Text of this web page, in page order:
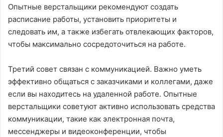
Опытные верстальщики рекомендуют создать
расписание работы, установить приоритеты и
следовать им, а также избегать отвлекающих факторов,
чтобы максимально сосредоточиться на работе.
Третий совет связан с коммуникацией. Важно уметь
эффективно общаться с заказчиками и коллегами, даже
если вы находитесь на удаленной работе. Опытные
верстальщики советуют активно использовать средства
коммуникации, такие как электронная почта,
мессенджеры и видеоконференции, чтобы